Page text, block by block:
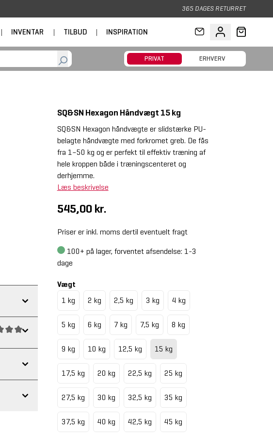
365 DAGES RETURRET
| INVENTAR | TILBUD | INSPIRATION
PRIVAT ERHVERV
SQ&SN Hexagon Håndvægt 15 kg
SQ&SN Hexagon håndvægte er slidstærke PU-
belagte håndvægte med forkromet greb. De fås
fra 1–50 kg og er perfekt til effektiv træning af
hele kroppen både i træningscenteret og
derhjemme.
Læs beskrivelse
545,00 kr.
Priser er inkl. moms dertil eventuelt fragt
100+ på lager, forventet afsendelse: 1-3
dage
Vægt
1 kg
2 kg 2,5 kg 3 kg 4 kg
5 kg 6 kg 7 kg 7,5 kg 8 kg
9 kg 10 kg 12,5 kg 15 kg
17,5 kg 20 kg 22,5 kg 25 kg
27,5 kg 30 kg 32,5 kg 35 kg
37,5 kg 40 kg 42,5 kg 45 kg